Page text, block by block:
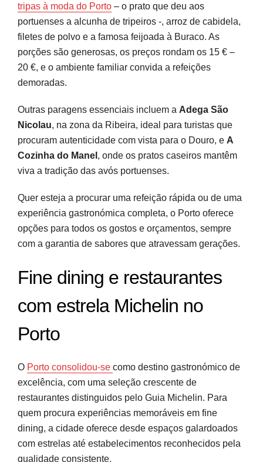
tripas à moda do Porto – o prato que deu aos
portuenses a alcunha de tripeiros -, arroz de cabidela,
filetes de polvo e a famosa feijoada à Buraco. As
porções são generosas, os preços rondam os 15 € –
20 €, e o ambiente familiar convida a refeições
demoradas.
Outras paragens essenciais incluem a Adega São
Nicolau, na zona da Ribeira, ideal para turistas que
procuram autenticidade com vista para o Douro, e A
Cozinha do Manel , onde os pratos caseiros mantêm
viva a tradição das avós portuenses.
Quer esteja a procurar uma refeição rápida ou de uma
experiência gastronómica completa, o Porto oferece
opções para todos os gostos e orçamentos, sempre
com a garantia de sabores que atravessam gerações.
Fine dining e restaurantes
com estrela Michelin no
Porto
O Porto consolidou-se como destino gastronómico de
excelência, com uma seleção crescente de
restaurantes distinguidos pelo Guia Michelin. Para
quem procura experiências memoráveis em fine
dining, a cidade oferece desde espaços galardoados
com estrelas até estabelecimentos reconhecidos pela
qualidade consistente.